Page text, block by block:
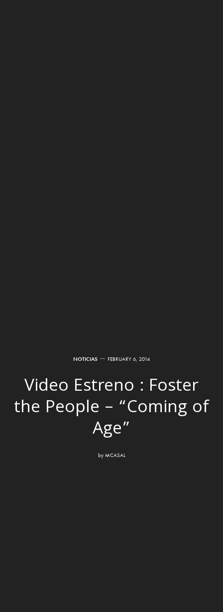
NOTICIAS FEBRUARY 6, 2014
Video Estreno : Foster
the People – “Coming of
Age”
by MCASAL